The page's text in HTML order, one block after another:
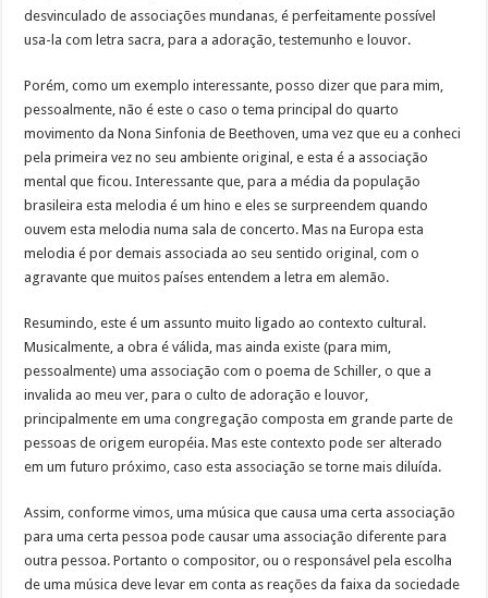
desvinculado de associações mundanas, é perfeitamente possível
usa-la com letra sacra, para a adoração, testemunho e louvor.
Porém, como um exemplo interessante, posso dizer que para mim,
pessoalmente, não é este o caso o tema principal do quarto
movimento da Nona Sinfonia de Beethoven, uma vez que eu a conheci
pela primeira vez no seu ambiente original, e esta é a associação
mental que ficou. Interessante que, para a média da população
brasileira esta melodia é um hino e eles se surpreendem quando
ouvem esta melodia numa sala de concerto. Mas na Europa esta
melodia é por demais associada ao seu sentido original, com o
agravante que muitos países entendem a letra em alemão.
Resumindo, este é um assunto muito ligado ao contexto cultural.
Musicalmente, a obra é válida, mas ainda existe (para mim,
pessoalmente) uma associação com o poema de Schiller, o que a
invalida ao meu ver, para o culto de adoração e louvor,
principalmente em uma congregação composta em grande parte de
pessoas de origem européia. Mas este contexto pode ser alterado
em um futuro próximo, caso esta associação se torne mais diluída.
Assim, conforme vimos, uma música que causa uma certa associação
para uma certa pessoa pode causar uma associação diferente para
outra pessoa. Portanto o compositor, ou o responsável pela escolha
de uma música deve levar em conta as reações da faixa da sociedade